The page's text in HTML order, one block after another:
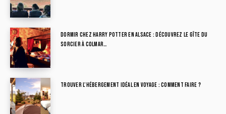
Dormir chez Harry Potter en Alsace : découvrez le Gîte du
Sorcier à Colmar…
Trouver l’hébergement idéal en voyage : comment faire ?